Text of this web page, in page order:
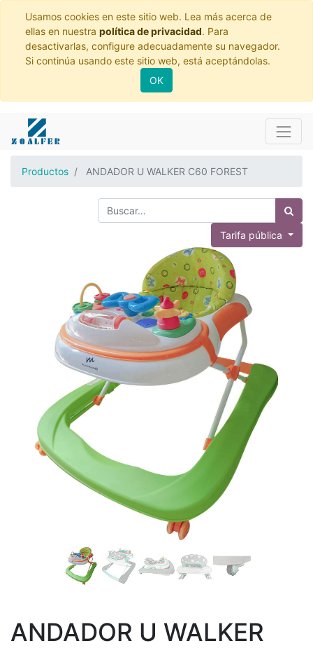
Usamos cookies en este sitio web. Lea más acerca de
ellas en nuestra política de privacidad. Para
desactivarlas, configure adecuadamente su navegador.
Si continúa usando este sitio web, está aceptándolas.
OK
Productos ANDADOR U WALKER C60 FOREST
Tarifa pública
ANDADOR U WALKER